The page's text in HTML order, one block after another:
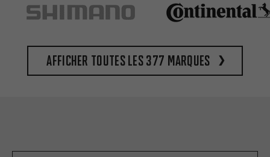
Afficher toutes les 377 marques